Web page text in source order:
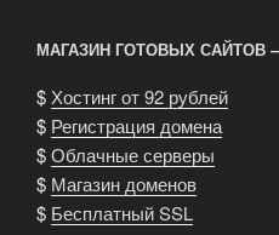
МАГАЗИН ГОТОВЫХ САЙТОВ —
$ Хостинг от 92 рублей
$ Регистрация домена
$Облачные серверы
$ Магазин доменов
$ Бесплатный SSL